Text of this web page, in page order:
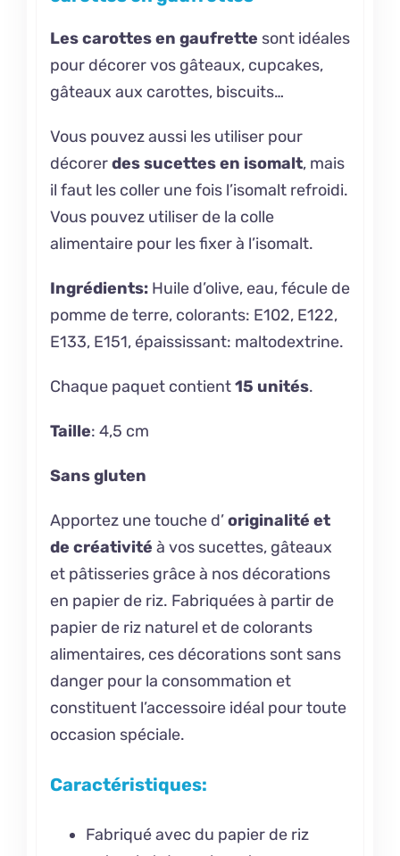
Les carottes en gaufrette sont idéales
pour décorer vos gâteaux, cupcakes,
gâteaux aux carottes, biscuits…
Vous pouvez aussi les utiliser pour
décorerdes sucettes en isomalt, mais
il faut les coller une fois l’isomalt refroidi.
Vous pouvez utiliser de la colle
alimentaire pour les fixer à l’isomalt.
Ingrédients:Huile d’olive, eau, fécule de
pomme de terre, colorants: E102, E122,
E133, E151, épaississant: maltodextrine.
Chaque paquet contient15 unités.
Taille: 4,5 cm
Sans gluten
Apportez une touche d’originalité et
de créativité à vos sucettes, gâteaux
et pâtisseries grâce à nos décorations
en papier de riz. Fabriquées à partir de
papier de riz naturel et de colorants
alimentaires, ces décorations sont sans
danger pour la consommation et
constituent l’accessoire idéal pour toute
occasion spéciale.
Caractéristiques:
Fabriqué avec du papier de riz